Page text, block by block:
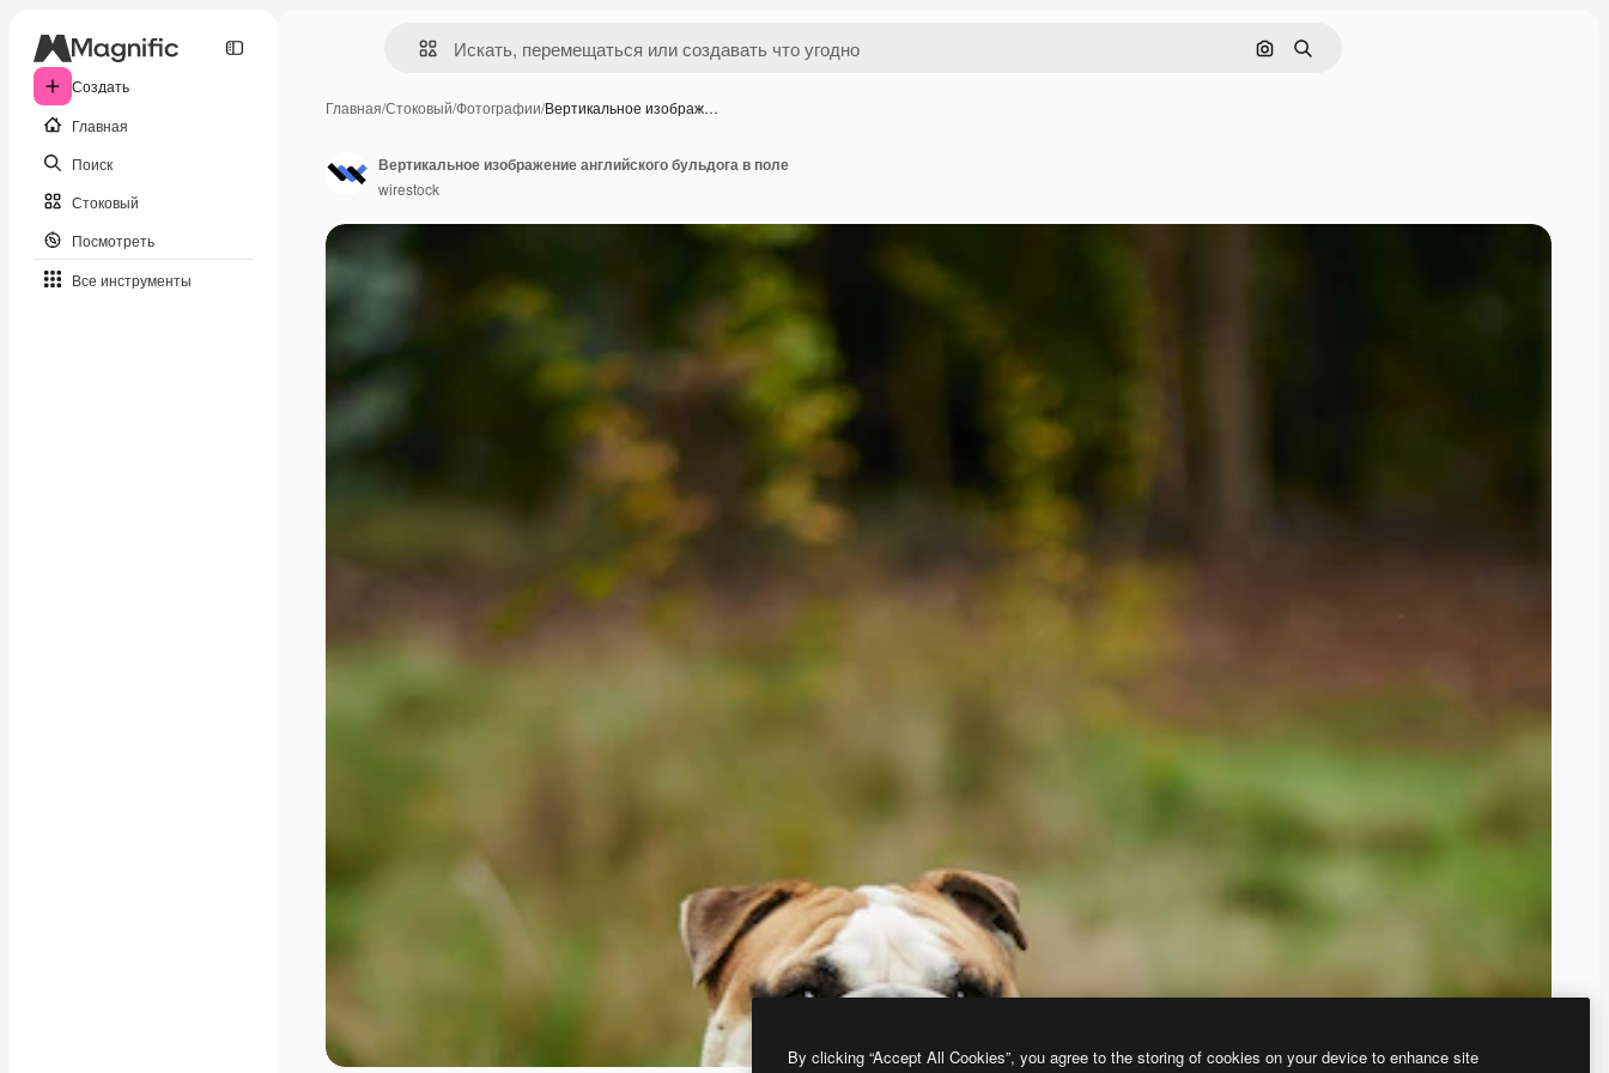
Создать
Главная
Поиск
Стоковый
Посмотреть
Все инструменты
Поиск по изображению
Поиск
Главная/Стоковый/Фотографии/Вертикальное изображ…
Вертикальное изображение английского бульдога в поле
wirestock
By clicking “Accept All Cookies”, you agree to the storing of cookies on your device to enhance site